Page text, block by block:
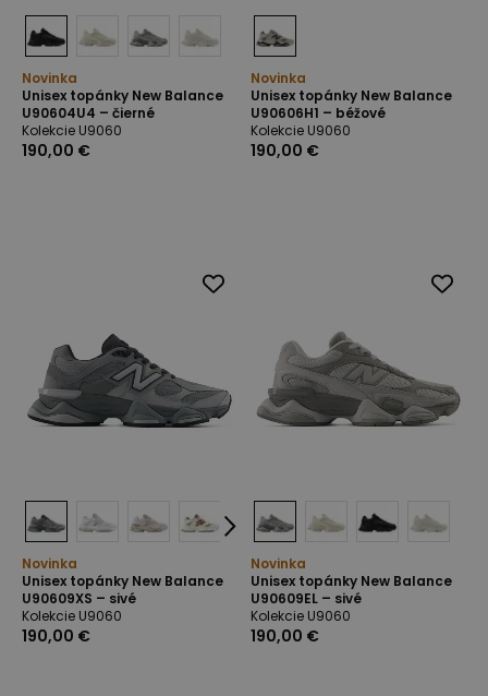
Novinka
Unisex topánky New Balance
U90604U4 – čierné
Kolekcie U9060
190,00 €
Novinka
Unisex topánky New Balance
U90606H1 – béžové
Kolekcie U9060
190,00 €
Novinka
Unisex topánky New Balance
U90609XS – sivé
Kolekcie U9060
190,00 €
Novinka
Unisex topánky New Balance
U90609EL – sivé
Kolekcie U9060
190,00 €